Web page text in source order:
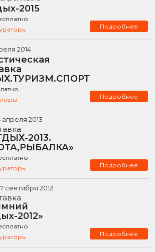
2015
Подробнее
2014
Подробнее
апреля 2013
2013.
Подробнее
сентября 2012
2012»
Подробнее